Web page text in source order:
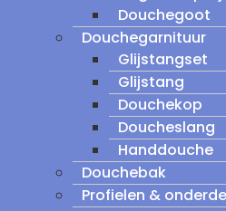
Douchegoot
Douchegarnituur
Glijstangset
Glijstang
Douchekop
Doucheslang
Handdouche
Douchebak
Profielen &